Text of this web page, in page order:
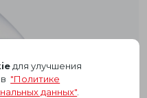
для улучшения
"Политике
данных"